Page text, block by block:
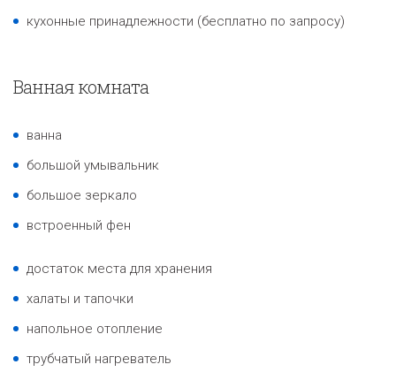
кухонные принадлежности (бесплатно по запросу)
Ванная комната
ванна
большой умывальник
большое зеркало
встроенный фен
достаток места для хранения
халаты и тапочки
напольное отопление
трубчатый нагреватель